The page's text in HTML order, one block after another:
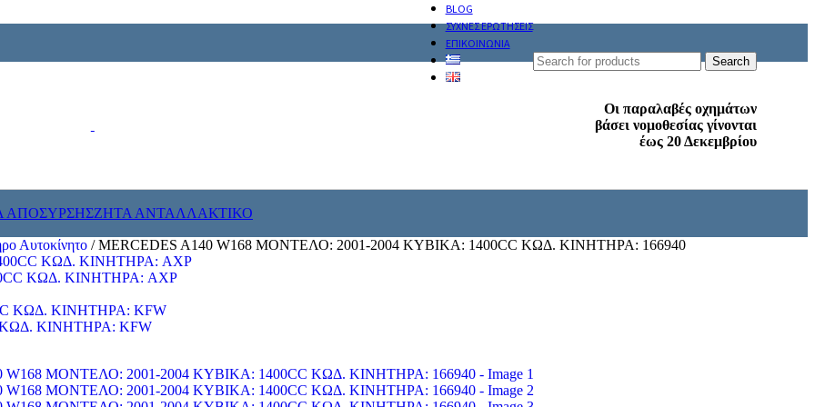
BLOG
ΣΥΧΝΕΣ ΕΡΩΤΗΣΕΙΣ
ΕΠΙΚΟΙΝΩΝΙΑ
Search
Οι παραλαβές οχημάτων
βάσει νομοθεσίας γίνονται
έως 20 Δεκεμβρίου
ΑΠΟΣΥΡΣΗΣΖΗΤΑ ΑΝΤΑΛΛΑΚΤΙΚΟ
Αυτοκίνητο / MERCEDES A140 W168 ΜΟΝΤΕΛΟ: 2001-2004 ΚΥΒΙΚΑ: 1400CC ΚΩΔ. ΚΙΝΗΤΗΡΑ: 166940
ΚΩΔ. ΚΙΝΗΤΗΡΑ: AXP
ΚΩΔ. ΚΙΝΗΤΗΡΑ: KFW